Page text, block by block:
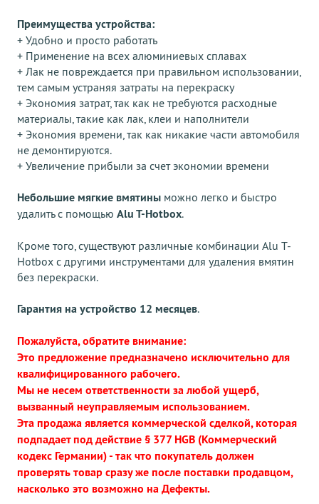
Преимущества устройства:
+ Удобно и просто работать
+ Применение на всех алюминиевых сплавах
+ Лак не повреждается при правильном использовании,
тем самым устраняя затраты на перекраску
+ Экономия затрат, так как не требуются расходные
материалы, такие как лак, клеи и наполнители
+ Экономия времени, так как никакие части автомобиля
не демонтируются.
+ Увеличение прибыли за счет экономии времени
Небольшие мягкие вмятины можно легко и быстро
удалить с помощью Alu T-Hotbox.
Кроме того, существуют различные комбинации Alu T-
Hotbox с другими инструментами для удаления вмятин
без перекраски.
Гарантия на устройство 12 месяцев.
Пожалуйста, обратите внимание:
Это предложение предназначено исключительно для
квалифицированного рабочего.
Мы не несем ответственности за любой ущерб,
вызванный неуправляемым использованием.
Эта продажа является коммерческой сделкой, которая
подпадает под действие § 377 HGB (Коммерческий
кодекс Германии) - так что покупатель должен
проверять товар сразу же после поставки продавцом,
насколько это возможно на Дефекты.